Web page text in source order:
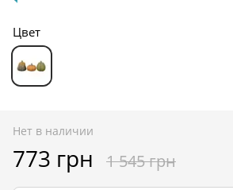
Цвет
Нет в наличии
773 грн 1 545 грн